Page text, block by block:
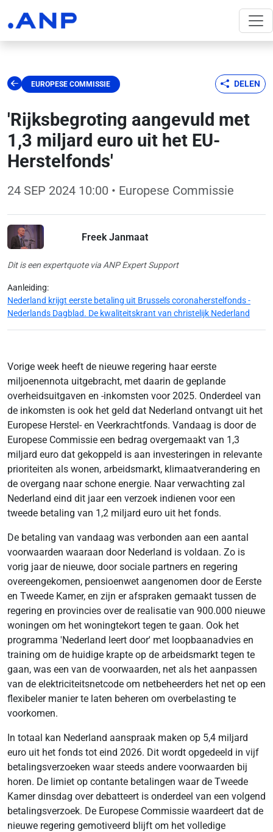
EUROPESE COMMISSIE DELEN
'Rijksbegroting aangevuld met
1,3 miljard euro uit het EU-
Herstelfonds'
24 SEP 2024 10:00 • Europese Commissie
Freek Janmaat
Dit is een expertquote via ANP Expert Support
Aanleiding:
Nederland krijgt eerste betaling uit Brussels coronaherstelfonds -
Nederlands Dagblad. De kwaliteitskrant van christelijk Nederland
Vorige week heeft de nieuwe regering haar eerste
miljoenennota uitgebracht, met daarin de geplande
overheidsuitgaven en -inkomsten voor 2025. Onderdeel van
de inkomsten is ook het geld dat Nederland ontvangt uit het
Europese Herstel- en Veerkrachtfonds. Vandaag is door de
Europese Commissie een bedrag overgemaakt van 1,3
miljard euro dat gekoppeld is aan investeringen in relevante
prioriteiten als wonen, arbeidsmarkt, klimaatverandering en
de overgang naar schone energie. Naar verwachting zal
Nederland eind dit jaar een verzoek indienen voor een
tweede betaling van 1,2 miljard euro uit het fonds.
De betaling van vandaag was verbonden aan een aantal
voorwaarden waaraan door Nederland is voldaan. Zo is
vorig jaar de nieuwe, door sociale partners en regering
overeengekomen, pensioenwet aangenomen door de Eerste
en Tweede Kamer, en zijn er afspraken gemaakt tussen de
regering en provincies over de realisatie van 900.000 nieuwe
woningen om het woningtekort tegen te gaan. Ook het
programma 'Nederland leert door' met loopbaanadvies en
training om de huidige krapte op de arbeidsmarkt tegen te
gaan, was een van de voorwaarden, net als het aanpassen
van de elektriciteitsnetcode om netbeheerders het net op een
flexibeler manier te laten beheren om overbelasting te
voorkomen.
In totaal kan Nederland aanspraak maken op 5,4 miljard
euro uit het fonds tot eind 2026. Dit wordt opgedeeld in vijf
betalingsverzoeken waar steeds andere voorwaarden bij
horen. De limiet op contante betalingen waar de Tweede
Kamer dinsdag over debatteert is onderdeel van een volgend
betalingsverzoek. De Europese Commissie waardeert dat de
nieuwe regering gemotiveerd blijft om het volledige